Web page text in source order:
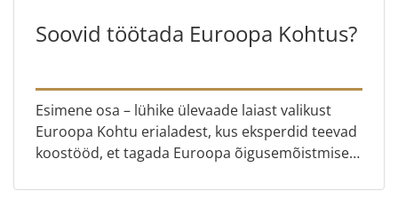
Soovid töötada Euroopa Kohtus?
Esimene osa – lühike ülevaade laiast valikust
Euroopa Kohtu erialadest, kus eksperdid teevad
koostööd, et tagada Euroopa õigusemõistmise
personalispetsialist Adelina D...